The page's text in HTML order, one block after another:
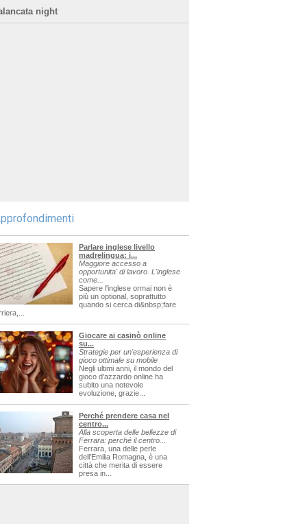
night
Parlare inglese livello
madrelingua: i...
Maggiore accesso a
opportunita' di lavoro. L'inglese
come...
Sapere l'inglese ormai non è
più un optional, soprattutto
quando si cerca di&nbsp;fare
Giocare ai casinò online
su...
Strategie per un'esperienza di
gioco ottimale su mobile
Negli ultimi anni, il mondo del
gioco d'azzardo online ha
subito una notevole
evoluzione, grazie...
Perché prendere casa nel
centro...
Alla scoperta delle bellezze di
Ferrara: perché il centro...
Ferrara, una delle perle
dell'Emilia Romagna, è una
città che merita di essere
presa in...